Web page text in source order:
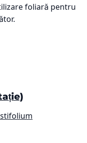
foliară pentru